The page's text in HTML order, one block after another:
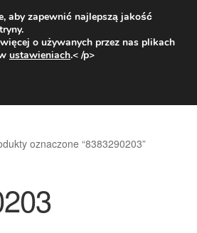
od 31 zł
16:00800 003 167
oznaczone “8383290203”
aby zapewnić najlepszą jakość
o używanych przez nas plikach
ustawieniach.< /p>